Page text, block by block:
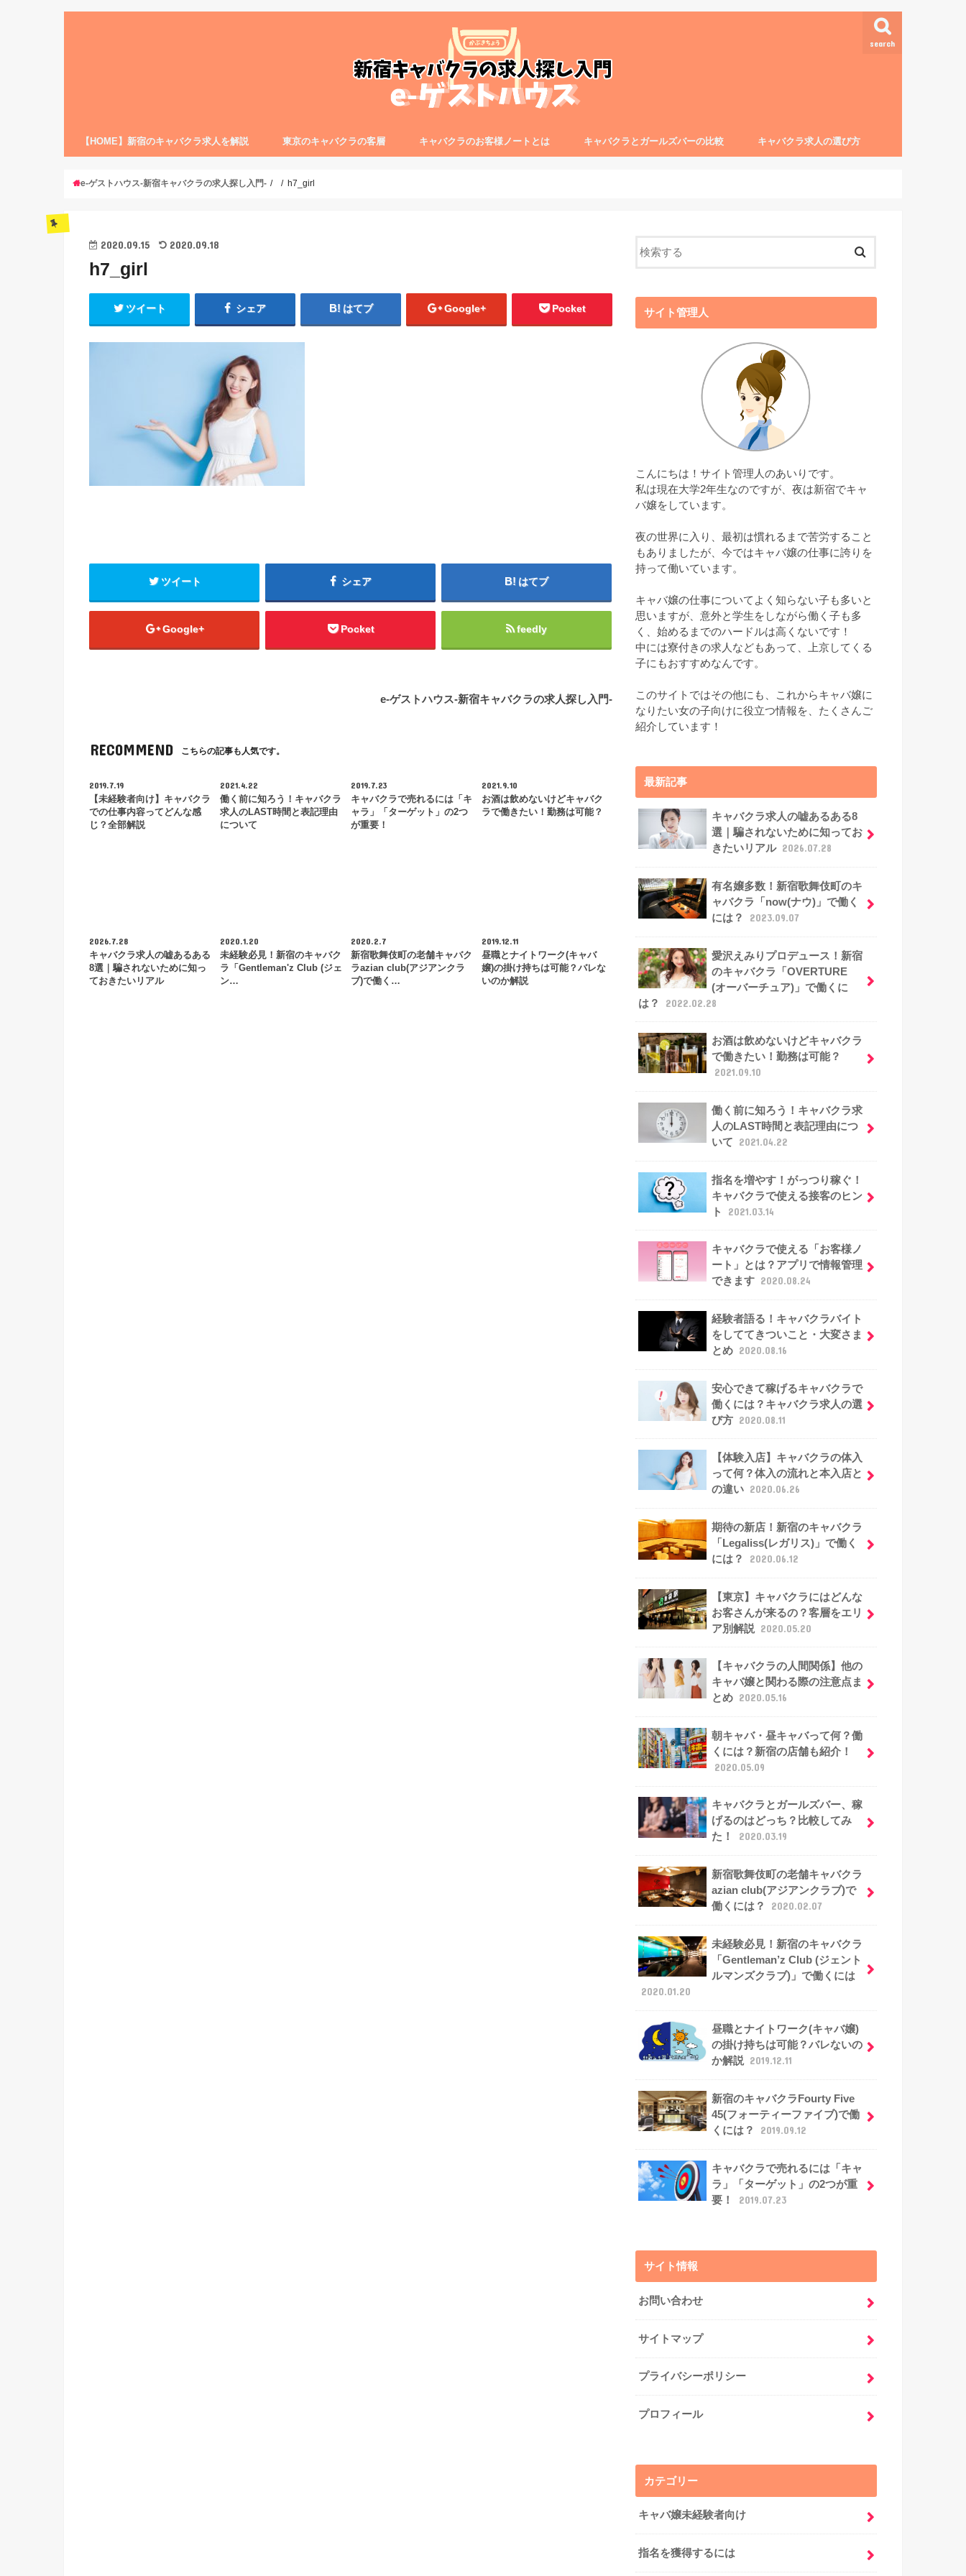
search
【HOME】新宿のキャバクラ求人を解説 東京のキャバクラの客層 キャバクラのお客様ノートとは キャバクラとガールズバーの比較 キャバクラ求人の選び方
e-ゲストハウス-新宿キャバクラの求人探し入門- h7_girl
2020.09.15 2020.09.18
h7_girl
ツイート シェア はてブ Google+ Pocket
ツイート シェア はてブ
Google+ Pocket feedly
e-ゲストハウス-新宿キャバクラの求人探し入門-
RECOMMEND こちらの記事も人気です。
2019.7.19
【未経験者向け】キャバクラ
での仕事内容ってどんな感
じ？全部解説
2021.4.22
働く前に知ろう！キャバクラ
求人のLAST時間と表記理由
について
2019.7.23
キャバクラで売れるには「キ
ャラ」「ターゲット」の2つ
が重要！
2021.9.10
お酒は飲めないけどキャバク
ラで働きたい！勤務は可能？
2026.7.28
キャバクラ求人の嘘あるある
8選｜騙されないために知っ
ておきたいリアル
2020.1.20
未経験必見！新宿のキャバク
ラ「Gentleman'z Club (ジェ
ン…
2020.2.7
新宿歌舞伎町の老舗キャバク
ラazian club(アジアンクラ
ブ)で働く…
2019.12.11
昼職とナイトワーク(キャバ
嬢)の掛け持ちは可能？バレな
いのか解説
サイト管理人
こんにちは！サイト管理人のあいりです。
私は現在大学2年生なのですが、夜は新宿でキャ
バ嬢をしています。
夜の世界に入り、最初は慣れるまで苦労すること
もありましたが、今ではキャバ嬢の仕事に誇りを
持って働いています。
キャバ嬢の仕事についてよく知らない子も多いと
思いますが、意外と学生をしながら働く子も多
く、始めるまでのハードルは高くないです！
中には寮付きの求人などもあって、上京してくる
子にもおすすめなんです。
このサイトではその他にも、これからキャバ嬢に
なりたい女の子向けに役立つ情報を、たくさんご
紹介しています！
最新記事
キャバクラ求人の嘘あるある8
選｜騙されないために知ってお
きたいリアル 2026.07.28
有名嬢多数！新宿歌舞伎町のキ
ャバクラ「now(ナウ)」で働く
には？
2023.09.07
愛沢えみりプロデュース！新宿
のキャバクラ「OVERTURE
(オーバーチュア)」で働くに
は？
2022.02.28
お酒は飲めないけどキャバクラ
で働きたい！勤務は可能？
2021.09.10
働く前に知ろう！キャバクラ求
人のLAST時間と表記理由につ
いて
2021.04.22
指名を増やす！がっつり稼ぐ！
キャバクラで使える接客のヒン
ト
2021.03.14
キャバクラで使える「お客様ノ
ート」とは？アプリで情報管理
できます 2020.08.24
経験者語る！キャバクラバイト
をしててきついこと・大変さま
とめ 2020.08.16
安心できて稼げるキャバクラで
働くには？キャバクラ求人の選
び方 2020.08.11
【体験入店】キャバクラの体入
って何？体入の流れと本入店と
の違い 2020.06.26
期待の新店！新宿のキャバクラ
「Legaliss(レガリス)」で働く
には？
2020.06.12
【東京】キャバクラにはどんな
お客さんが来るの？客層をエリ
ア別解説 2020.05.20
【キャバクラの人間関係】他の
キャバ嬢と関わる際の注意点ま
とめ 2020.05.16
朝キャバ・昼キャバって何？働
くには？新宿の店舗も紹介！
2020.05.09
キャバクラとガールズバー、稼
げるのはどっち？比較してみ
た！
2020.03.19
新宿歌舞伎町の老舗キャバクラ
azian club(アジアンクラブ)で
働くには？
2020.02.07
未経験必見！新宿のキャバクラ
「Gentleman’z Club (ジェント
ルマンズクラブ)」で働くには
2020.01.20
昼職とナイトワーク(キャバ嬢)
の掛け持ちは可能？バレないの
か解説 2019.12.11
新宿のキャバクラFourty Five
45(フォーティーファイブ)で働
くには？
2019.09.12
キャバクラで売れるには「キャ
ラ」「ターゲット」の2つが重
要！
2019.07.23
サイト情報
お問い合わせ
サイトマップ
プライバシーポリシー
プロフィール
カテゴリー
キャバ嬢未経験者向け
指名を獲得するには